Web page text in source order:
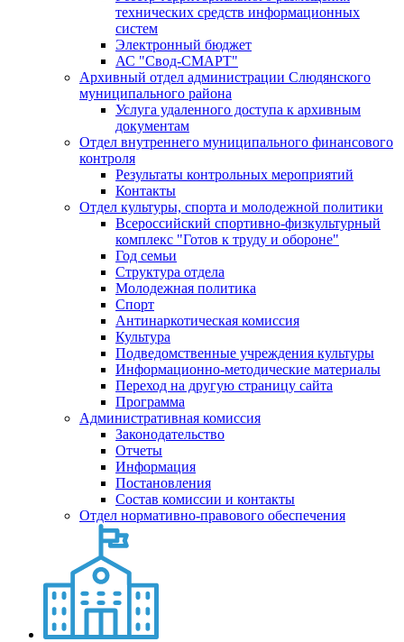
технических средств информационных
систем
Электронный бюджет
АС "Свод-СМАРТ"
Архивный отдел администрации Слюдянского
муниципального района
Услуга удаленного доступа к архивным
документам
Отдел внутреннего муниципального финансового
контроля
Результаты контрольных мероприятий
Контакты
Отдел культуры, спорта и молодежной политики
Всероссийский спортивно-физкультурный
комплекс "Готов к труду и обороне"
Год семьи
Структура отдела
Молодежная политика
Спорт
Антинаркотическая комиссия
Культура
Подведомственные учреждения культуры
Информационно-методические материалы
Переход на другую страницу сайта
Программа
Административная комиссия
Законодательство
Отчеты
Информация
Постановления
Состав комиссии и контакты
Отдел нормативно-правового обеспечения